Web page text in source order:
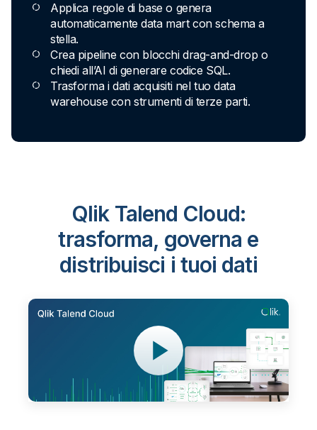
Applica regole di base o genera
automaticamente data mart con schema a
stella.
Crea pipeline con blocchi drag-and-drop o
chiedi all’AI di generare codice SQL.
Trasforma i dati acquisiti nel tuo data
warehouse con strumenti di terze parti.
Qlik Talend Cloud:
trasforma, governa e
distribuisci i tuoi dati